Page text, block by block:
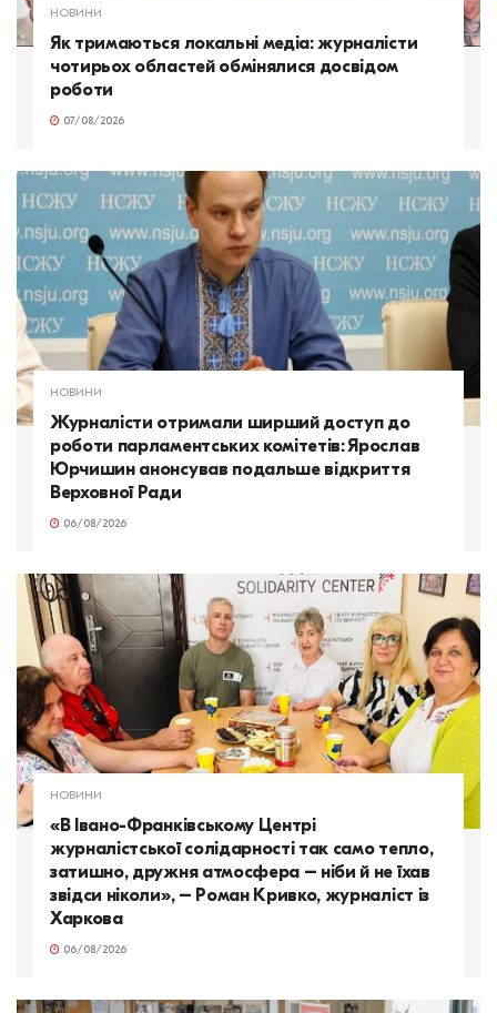
НОВИНИ
Як тримаються локальні медіа: журналісти
чотирьох областей обмінялися досвідом
роботи
07/08/2026
НОВИНИ
Журналісти отримали ширший доступ до
роботи парламентських комітетів: Ярослав
Юрчишин анонсував подальше відкриття
Верховної Ради
06/08/2026
НОВИНИ
«В Івано-Франківському Центрі
журналістської солідарності так само тепло,
затишно, дружня атмосфера – ніби й не їхав
звідси ніколи», – Роман Кривко, журналіст із
Харкова
06/08/2026